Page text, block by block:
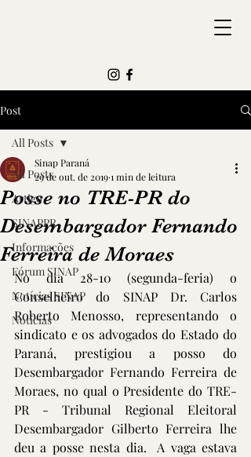
Post
All Posts
Artigo
SINAPPR
Informações
Fórum SINAP
Notícias SINAP
Notícias
All Posts
Posse no TRE-PR do
Desembargador Fernando
Ferreira de Moraes
Sinap Paraná
29 de out. de 20191 min de leitura
No dia 28-10 (segunda-feria) o
Conselheiro do SINAP Dr. Carlos
Roberto Menosso, representando o
sindicato e os advogados do Estado do
Paraná, prestigiou a posso do
Desembargador Fernando Ferreira de
Moraes, no qual o Presidente do TRE-
PR - Tribunal Regional Eleitoral
Desembargador Gilberto Ferreira lhe
deu a posse nesta dia.  A vaga estava